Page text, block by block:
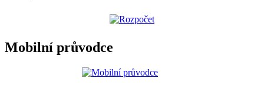
Mobilní průvodce